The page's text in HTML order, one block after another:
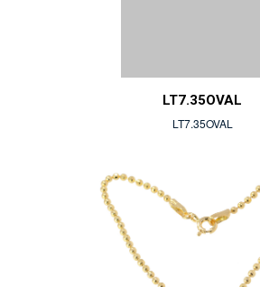
LT7.35OVAL
LT7.35OVAL